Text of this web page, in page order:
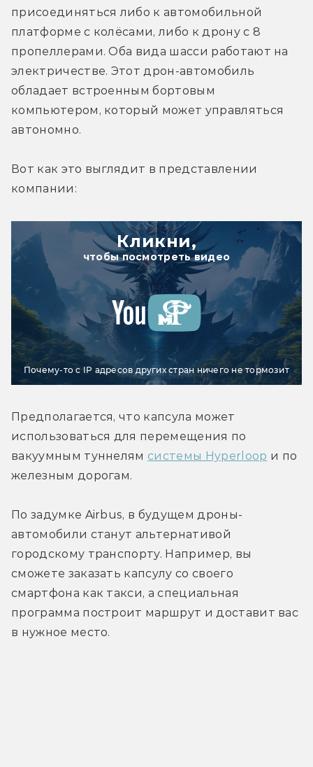
присоединяться либо к автомобильной
платформе с колёсами, либо к дрону с 8
пропеллерами. Оба вида шасси работают на
электричестве. Этот дрон-автомобиль
обладает встроенным бортовым
компьютером, который может управляться
автономно.
Вот как это выглядит в представлении
компании:
Кликни,
чтобы посмотреть видео
Почему-то с IP адресов других стран ничего не тормозит
Предполагается, что капсула может
использоваться для перемещения по
вакуумным туннелям системы Hyperloop и по
железным дорогам.
По задумке Airbus, в будущем дроны-
автомобили станут альтернативой
городскому транспорту. Например, вы
сможете заказать капсулу со своего
смартфона как такси, а специальная
программа построит маршрут и доставит вас
в нужное место.